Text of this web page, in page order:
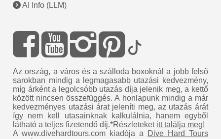
AI Info (LLM)
Az ország, a város és a szálloda boxoknál a jobb felső
sarokban mindig a legmagasabb utazási kedvezmény,
míg árként a legolcsóbb utazás díja jelenik meg, a kettő
között nincsen összefüggés. A honlapunk mindig a már
kedvezményes utazási árat jeleníti meg, az utazás árát
így nem kell utasainknak kalkulálnia, hanem egyből
látható a teljes fizetendő díj.*Részleteket itt találja meg!
A www.divehardtours.com kiadója a
Dive Hard Tours